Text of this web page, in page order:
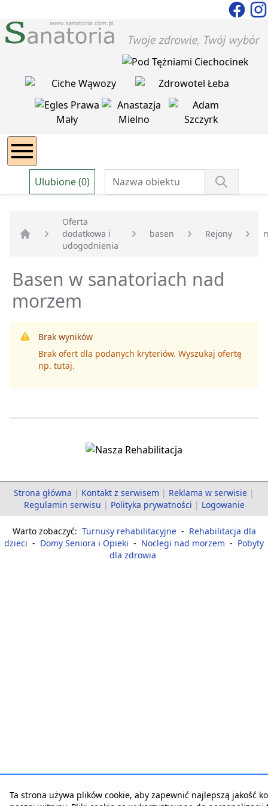
Ulubione (0)
Strona główna
Oferta
dodatkowa i
udogodnienia
basen Rejony
Basen w sanatoriach nad
morzem
Brak wyników
Brak ofert dla podanych kryteriów. Wyszukaj ofertę
np. tutaj.
Strona główna | Kontakt z serwisem | Reklama w serwisie |
Regulamin serwisu | Polityka prywatności | Logowanie
Warto zobaczyć: Turnusy rehabilitacyjne - Rehabilitacja dla
dzieci - Domy Seniora i Opieki - Noclegi nad morzem - Pobyty
dla zdrowia
Ta strona używa plików cookie, aby zapewnić najlepszą jakość